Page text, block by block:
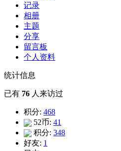
记录
相册
主题
分享
留言板
个人资料
统计信息
已有 76 人来访过
积分: 468
52币: 41
积分: 348
好友: 1